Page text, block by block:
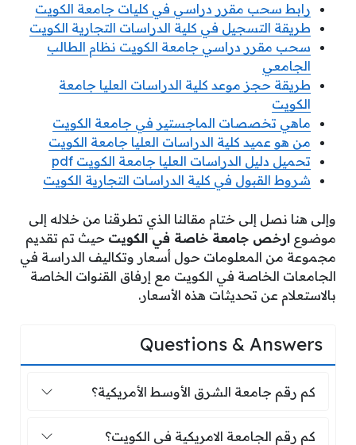
رابط سحب مقرر دراسي في كليات جامعة الكويت
طريقة التسجيل في كلية الدراسات التجارية الكويت
سحب مقرر دراسي جامعة الكويت نظام الطالب
الجامعي
طريقة حجز موعد كلية الدراسات العليا جامعة
الكويت
ماهي تخصصات الماجستير في جامعة الكويت
من هو عميد كلية الدراسات العليا جامعة الكويت
تحميل دليل الدراسات العليا جامعة الكويت pdf
شروط القبول في كلية الدراسات التجارية الكويت
وإلى هنا نصل إلى ختام مقالنا الذي تطرقنا من خلاله إلى
موضوع ارخص جامعة خاصة في الكويت حيث تم تقديم
مجموعة من المعلومات حول أسعار وتكاليف الدراسة في
الجامعات الخاصة في الكويت مع إرفاق القنوات الخاصة
بالاستعلام عن تحديثات هذه الأسعار.
Questions & Answers
كم رقم جامعة الشرق الأوسط الأمريكية؟
كم رقم جامعة الشرق الأوسط الأمريكية؟
كم رقم الجامعة الامريكية في الكويت؟
كم رقم الجامعة الامريكية في الكويت؟